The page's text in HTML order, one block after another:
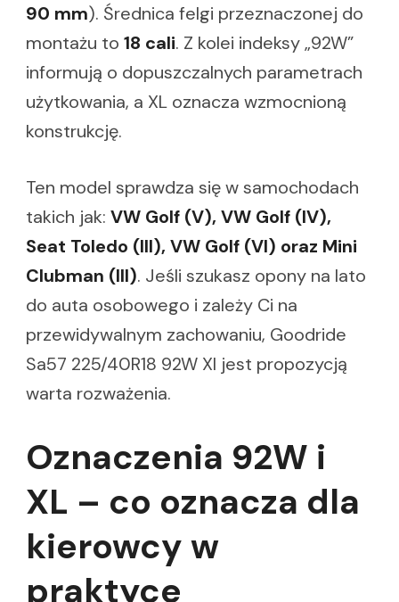
90 mm). Średnica felgi przeznaczonej do
montażu to 18 cali. Z kolei indeksy „92W”
informują o dopuszczalnych parametrach
użytkowania, a XL oznacza wzmocnioną
konstrukcję.
Ten model sprawdza się w samochodach
takich jak: VW Golf (V), VW Golf (IV),
Seat Toledo (III), VW Golf (VI) oraz Mini
Clubman (III). Jeśli szukasz opony na lato
do auta osobowego i zależy Ci na
przewidywalnym zachowaniu, Goodride
Sa57 225/40R18 92W Xl jest propozycją
warta rozważenia.
Oznaczenia 92W i
XL – co oznacza dla
kierowcy w
praktyce